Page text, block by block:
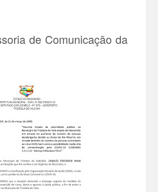
de Comunicação da